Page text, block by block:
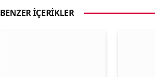
BENZER İÇERIKLER